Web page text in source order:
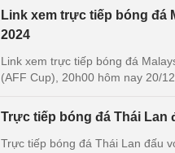
Link xem trực tiếp bóng đá
2024
Link xem trực tiếp bóng đá
(AFF Cup), 20h00 hôm nay 20/
Trực tiếp bóng đá Thái Lan
Trực tiếp bóng đá Thái Lan đấu